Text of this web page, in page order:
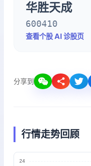
华胜天成
600410
查看个股 AI 诊股页
分享到
行情走势回顾